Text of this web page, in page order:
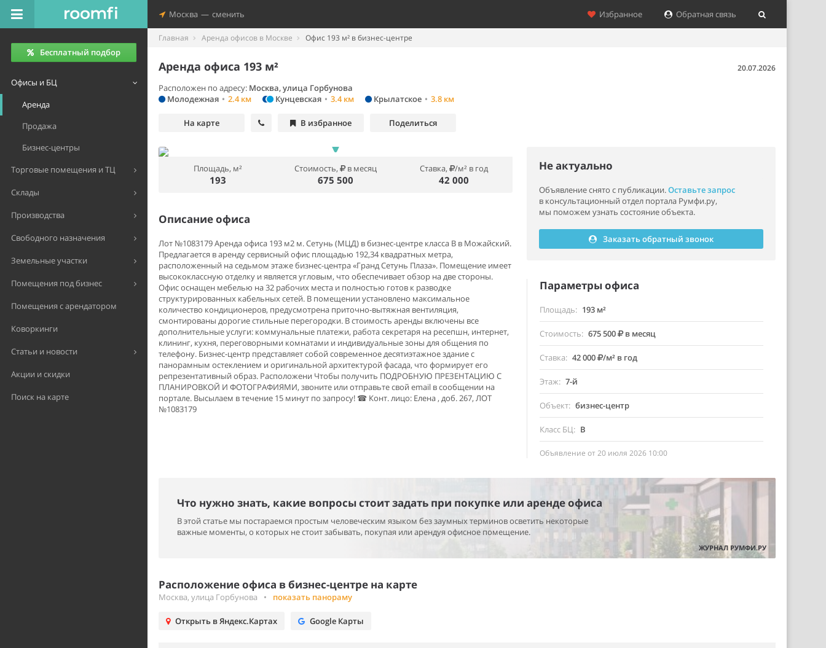
Москва — сменить Избранное Обратная связь
Бесплатный подбор
Офисы и БЦ
Аренда
Продажа
Бизнес-центры
Торговые помещения и ТЦ
Склады
Производства
Свободного назначения
Земельные участки
Помещения под бизнес
Помещения с арендатором
Коворкинги
Статьи и новости
Акции и скидки
Поиск на карте
Главная Аренда офисов в Москве Офис 193 м² в бизнес-центре
Аренда офиса 193 м² 20.07.2026
Расположен по адресу: Москва, улица Горбунова
Молодежная • 2.4 км Кунцевская • 3.4 км Крылатское • 3.8 км
На карте В избранное Поделиться
Площадь, м²
193
Стоимость, в месяц
675 500
Ставка, /м² в год
42 000
Описание офиса
Лот №1083179 Аренда офиса 193 м2 м. Сетунь (МЦД) в бизнес-центре класса В в Можайский.
Предлагается в аренду сервисный офис площадью 192,34 квадратных метра,
расположенный на седьмом этаже бизнес-центра «Гранд Сетунь Плаза». Помещение имеет
высококлассную отделку и является угловым, что обеспечивает обзор на две стороны.
Офис оснащен мебелью на 32 рабочих места и полностью готов к разводке
структурированных кабельных сетей. В помещении установлено максимальное
количество кондиционеров, предусмотрена приточно-вытяжная вентиляция,
смонтированы дорогие стильные перегородки. В стоимость аренды включены все
дополнительные услуги: коммунальные платежи, работа секретаря на ресепшн, интернет,
клининг, кухня, переговорными комнатами и индивидуальные зоны для общения по
телефону. Бизнес-центр представляет собой современное десятиэтажное здание с
панорамным остеклением и оригинальной архитектурой фасада, что формирует его
репрезентативный образ. Расположени Чтобы получить ПОДРОБНУЮ ПРЕЗЕНТАЦИЮ С
ПЛАНИРОВКОЙ И ФОТОГРАФИЯМИ, звоните или отправьте свой email в сообщении на
портале. Высылаем в течение 15 минут по запросу! ☎ Конт. лицо: Елена , доб. 267, ЛОТ
№1083179
Не актуально
Объявление снято с публикации.Оставьте запрос
в консультационный отдел портала Румфи.ру,
мы поможем узнать состояние объекта.
Заказать обратный звонок
Параметры офиса
Площадь 193 м²
Стоимость 675 500 в месяц
Ставка 42 000 /м² в год
Этаж 7-й
Объект бизнес-центр
Класс БЦ B
Объявление от 20 июля 2026 10:00
Что нужно знать, какие вопросы стоит задать при покупке или аренде офиса
В этой статье мы постараемся простым человеческим языком без заумных терминов осветить некоторые
важные моменты, о которых не стоит забывать, покупая или арендуя офисное помещение.
ЖУРНАЛ РУМФИ.РУ
Расположение офиса в бизнес-центре на карте
Москва, улица Горбунова • показать панораму
Открыть в Яндекс.Картах Google Карты